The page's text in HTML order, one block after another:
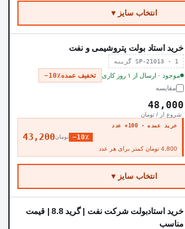
انتخاب سایز ▾
خرید استاد بولت پتروشیمی و نفت
SP-21013 · 1 گزینه
موجود · ارسال از ۱ روز کاری تخفیف عمده−10٪
مقایسه
48,000
شروع از / تومان
خرید عمده · 100+ عدد
43,200تومان −10٪
4,800 تومان کمتر برای هر عدد
انتخاب سایز ▾
خرید استادبولت شرکت نفت | گرید 8.8 | قیمت
مناسب